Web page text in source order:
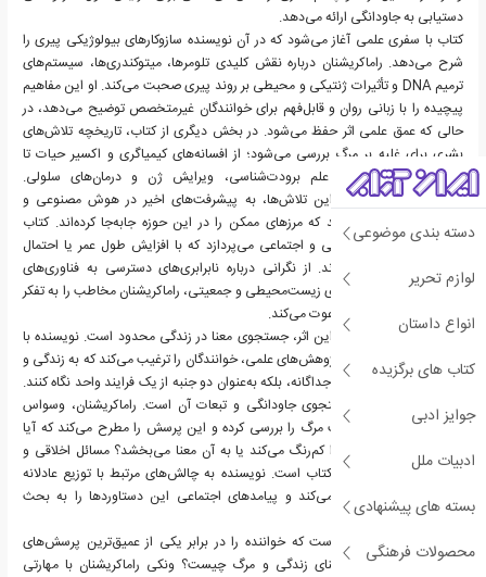
دسته بندی موضوعی
لوازم تحریر
انواع داستان
کتاب های برگزیده
جوایز ادبی
ادبیات ملل
بسته های پیشنهادی
محصولات فرهنگی
دستیابی به جاودانگی ارائه می‌دهد.
کتاب با سفری علمی آغاز می‌شود که در آن نویسنده سازوکارهای بیولوژیکی پیری را
شرح می‌دهد. راماکریشنان درباره نقش کلیدی تلومرها، میتوکندری‌ها، سیستم‌های
ترمیم DNA و تأثیرات ژنتیکی و محیطی بر روند پیری صحبت می‌کند. او این مفاهیم
پیچیده را با زبانی روان و قابل‌فهم برای خوانندگان غیرمتخصص توضیح می‌دهد، در
حالی که عمق علمی اثر حفظ می‌شود. در بخش دیگری از کتاب، تاریخچه تلاش‌های
بشری برای غلبه بر مرگ بررسی می‌شود؛ از افسانه‌های کیمیاگری و اکسیر حیات تا
پیشرفت‌های مدرن در علم برودت‌شناسی، ویرایش ژن و درمان‌های سلولی.
راماکریشنان ضمن مرور این تلاش‌ها، به پیشرفت‌های اخیر در هوش مصنوعی و
بیوتکنولوژی اشاره می‌کند که مرزهای ممکن را در این حوزه جابه‌جا کرده‌اند. کتاب
همچنین به مسائل اخلاقی و اجتماعی می‌پردازد که با افزایش طول عمر یا احتمال
جاودانگی مطرح می‌شوند. از نگرانی درباره نابرابری‌های دسترسی به فناوری‌های
پیشرفته گرفته تا پیامدهای زیست‌محیطی و جمعیتی، راماکریشنان مخاطب را به تفکر
عمیق درباره این مسائل دعوت می‌کند.
یکی از موضوعات اصلی این اثر، جستجوی معنا در زندگی محدود است. نویسنده با
تلفیق تأملات فلسفی و پژوهش‌های علمی، خوانندگان را ترغیب می‌کند که به زندگی و
مرگ نه به‌عنوان دو نقطه جداگانه، بلکه به‌عنوان دو جنبه از یک فرایند واحد نگاه کنند.
موضوع دیگر کتاب، جستجوی جاودانگی و تبعات آن است. راماکریشنان، وسواس
دیرینه بشریت برای تقلب مرگ را بررسی کرده و این پرسش را مطرح می‌کند که آیا
جاودانگی ارزش زندگی را کم‌رنگ می‌کند یا به آن معنا می‌بخشد؟ مسائل اخلاقی و
نابرابری نیز از محورهای کتاب است. نویسنده به چالش‌های مرتبط با توزیع عادلانه
فناوری‌های نوین اشاره می‌کند و پیامدهای اجتماعی این دستاوردها را به بحث
می‌گذارد.
"چرا می‌میریم؟" کتابی است که خواننده را در برابر یکی از عمیق‌ترین پرسش‌های
وجودی قرار می‌دهد: معنای زندگی و مرگ چیست؟ ونکی راماکریشنان با مهارتی